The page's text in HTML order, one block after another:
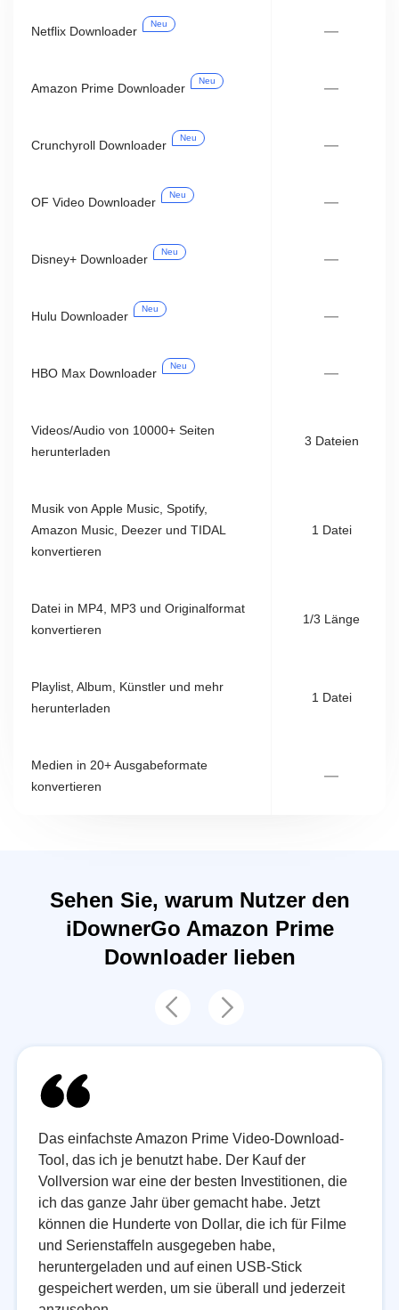
Netflix Downloader
Neu
Amazon Prime Downloader
Neu
Crunchyroll Downloader
Neu
OF Video Downloader
Neu
Disney+ Downloader
Neu
Hulu Downloader
Neu
HBO Max Downloader
Neu
Videos/Audio von 10000+ Seiten
herunterladen
3 Dateien
Musik von Apple Music, Spotify,
Amazon Music, Deezer und TIDAL
konvertieren
1 Datei
Datei in MP4, MP3 und Originalformat
konvertieren
1/3 Länge
Playlist, Album, Künstler und mehr
herunterladen
1 Datei
Medien in 20+ Ausgabeformate
konvertieren
Sehen Sie, warum Nutzer den
iDownerGo Amazon Prime
Downloader lieben
Das einfachste Amazon Prime Video-Download-
Tool, das ich je benutzt habe. Der Kauf der
Vollversion war eine der besten Investitionen, die
ich das ganze Jahr über gemacht habe. Jetzt
können die Hunderte von Dollar, die ich für Filme
und Serienstaffeln ausgegeben habe,
heruntergeladen und auf einen USB-Stick
gespeichert werden, um sie überall und jederzeit